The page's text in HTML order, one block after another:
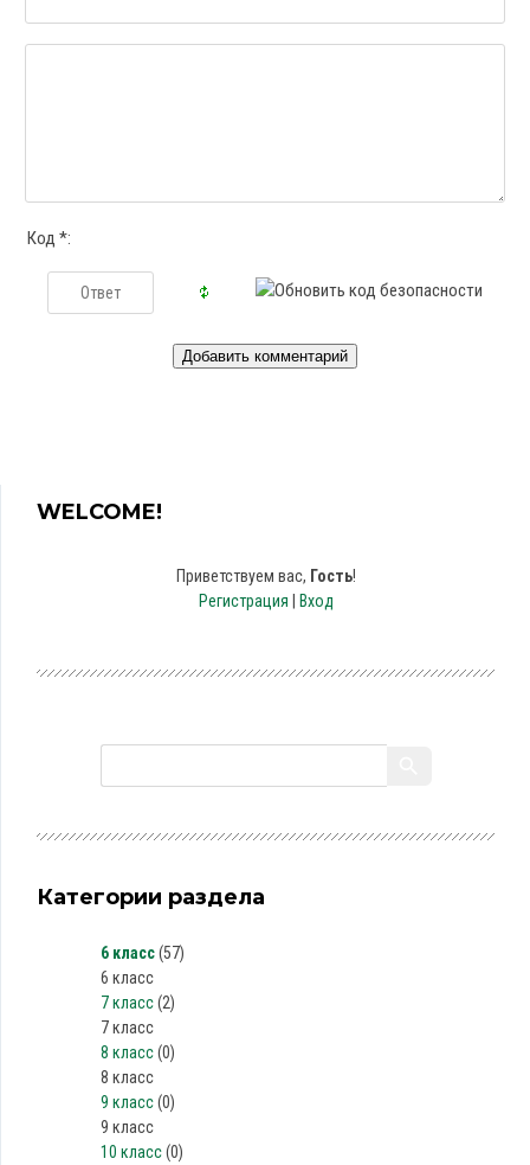
Код *:
WELCOME!
Приветствуем вас, Гость!
Регистрация
Вход
Категории раздела
6 класс (57)
6 класс
7 класс (2)
7 класс
8 класс (0)
8 класс
9 класс (0)
9 класс
10 класс (0)